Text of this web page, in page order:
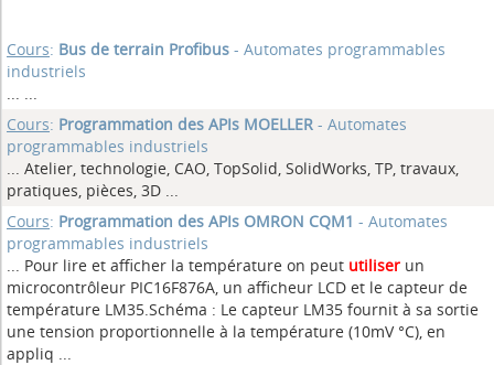
Cours: Bus de terrain Profibus - Automates programmables
industriels
... ...
Cours: Programmation des APIs MOELLER - Automates
programmables industriels
... Atelier, technologie, CAO, TopSolid, SolidWorks, TP, travaux,
pratiques, pièces, 3D ...
Cours: Programmation des APIs OMRON CQM1 - Automates
programmables industriels
... Pour lire et afficher la température on peut utiliser un
microcontrôleur PIC16F876A, un afficheur LCD et le capteur de
température LM35.Schéma : Le capteur LM35 fournit à sa sortie
une tension proportionnelle à la température (10mV °C), en
appliq ...